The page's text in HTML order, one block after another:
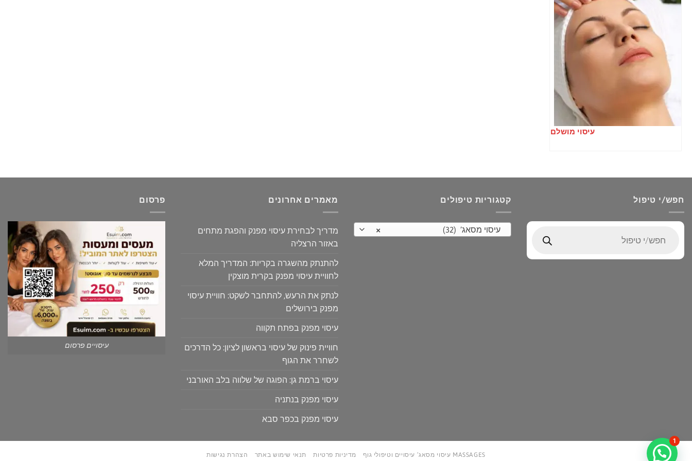
עיסוי מושלם
חפש/י טיפול
search
קטגוריות טיפולים
× עיסוי מסאג’ (32)
מאמרים אחרונים
מדריך לבחירת עיסוי מפנק והפגת מתחים
באזור הרצליה
להתנתק מהשגרה בקריות: המדריך המלא
לחוויית עיסוי מפנק בקרית מוצקין
לנתק את הרעש, להתחבר לשקט: חוויית עיסוי
מפנק בירושלים
עיסוי מפנק בפתח תקווה
חוויית פינוק של עיסוי בראשון לציון: כל הדרכים
לשחרר את הגוף
עיסוי ברמת גן: הפוגה של שלווה בלב האורבני
עיסוי מפנק בנתניה
עיסוי מפנק בכפר סבא
פרסום
עיסויים פרסום
MASSAGES עיסוי מסאג’ עיסויים וטיפולי גוף מדיניות פרטיות תנאי שימוש באתר הצהרת נגישות
1